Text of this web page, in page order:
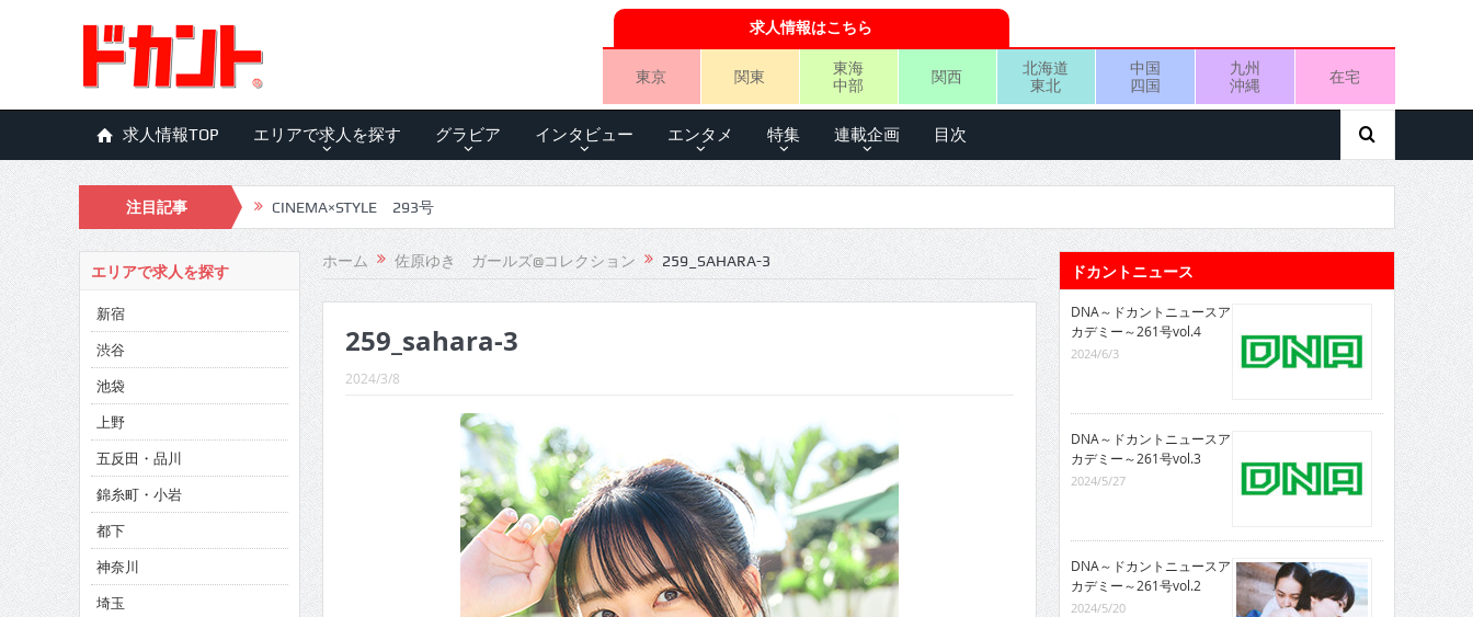
求人情報はこちら
東京 関東
東海
中部
関西
北海道
東北
中国
四国
九州
沖縄
在宅
求人情報TOP エリアで求人を探す グラビア インタビュー エンタメ 特集 連載企画 目次
注目記事 CINEMA×STYLE 293号
CINEMA×STYLE 292号
CINEMA×STYLE 291号
CINEMA×STYLE 290号
CINEMA×STYLE 289号
CINEMA×STYLE 288号
CINEMA×STYLE 286号
CINEMA×STYLE 285号
CINEMA×STYLE 294号
ホーム 佐原ゆき ガールズ@コレクション 259_SAHARA-3
259_sahara-3
2024/3/8
エリアで求人を探す
新宿
渋谷
池袋
上野
五反田・品川
錦糸町・小岩
都下
神奈川
埼玉
ドカントニュース
DNA～ドカントニュースア
カデミー～261号vol.4
2024/6/3
DNA～ドカントニュースア
カデミー～261号vol.3
2024/5/27
DNA～ドカントニュースア
カデミー～261号vol.2
2024/5/20